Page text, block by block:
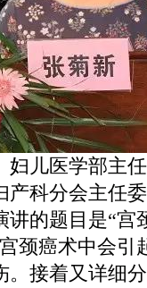
妇儿医学部主
产科分会主任
的题目是“宫
颈癌术中会引
。接着又详细